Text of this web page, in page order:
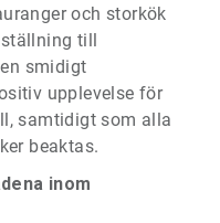
och storkök
till
smidigt
upplevelse för
samtidigt som alla
beaktas.
inom